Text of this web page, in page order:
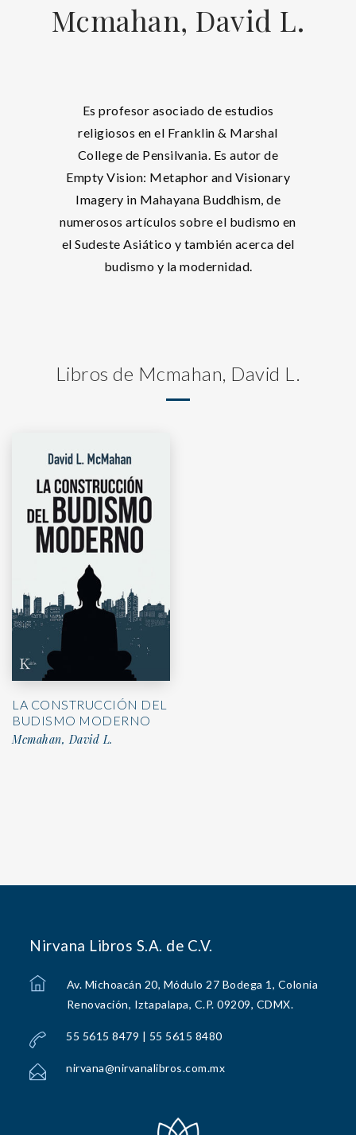
Mcmahan, David L.
Es profesor asociado de estudios
religiosos en el Franklin & Marshal
College de Pensilvania. Es autor de
Empty Vision: Metaphor and Visionary
Imagery in Mahayana Buddhism, de
numerosos artículos sobre el budismo en
el Sudeste Asiático y también acerca del
budismo y la modernidad.
Libros de Mcmahan, David L.
LA CONSTRUCCIÓN DEL
BUDISMO MODERNO
Mcmahan, David L.
Nirvana Libros S.A. de C.V.
Av. Michoacán 20, Módulo 27 Bodega 1, Colonia
Renovación, Iztapalapa, C.P. 09209, CDMX.
55 5615 8479 | 55 5615 8480
nirvana@nirvanalibros.com.mx